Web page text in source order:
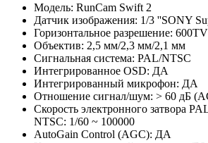
Модель: RunCam Swift 2
Датчик изображения: 1/3 ''SONY
Горизонтальное разрешение:
Объектив: 2,5 мм/2,3 мм/2,1 мм
Сигнальная система: PAL/NTSC
Интегрированное OSD: ДА
Интегрированный микрофон: ДА
Отношение сигнал/шум: > 60 дБ
Скорость электронного затвора
NTSC: 1/60 ~ 100000
AutoGain Control (AGC): ДА